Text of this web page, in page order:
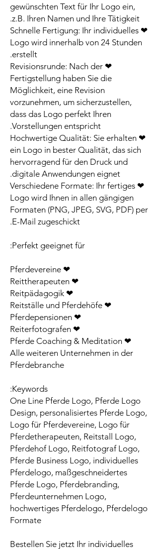
gewünschten Text für Ihr Logo ein,
z.B. Ihren Namen und Ihre Tätigkeit.
❤ Schnelle Fertigung: Ihr individuelles
Logo wird innerhalb von 24 Stunden
erstellt.
❤ Revisionsrunde: Nach der
Fertigstellung haben Sie die
Möglichkeit, eine Revision
vorzunehmen, um sicherzustellen,
dass das Logo perfekt Ihren
Vorstellungen entspricht.
❤ Hochwertige Qualität: Sie erhalten
ein Logo in bester Qualität, das sich
hervorragend für den Druck und
digitale Anwendungen eignet.
❤ Verschiedene Formate: Ihr fertiges
Logo wird Ihnen in allen gängigen
Formaten (PNG, JPEG, SVG, PDF) per
E-Mail zugeschickt.
Perfekt geeignet für:
❤ Pferdevereine
❤ Reittherapeuten
❤ Reitpädagogik
❤ Reitställe und Pferdehöfe
❤ Pferdepensionen
❤ Reiterfotografen
❤ Pferde Coaching & Meditation
Alle weiteren Unternehmen in der
Pferdebranche
Keywords:
One Line Pferde Logo, Pferde Logo
Design, personalisiertes Pferde Logo,
Logo für Pferdevereine, Logo für
Pferdetherapeuten, Reitstall Logo,
Pferdehof Logo, Reitfotograf Logo,
Pferde Business Logo, individuelles
Pferdelogo, maßgeschneidertes
Pferde Logo, Pferdebranding,
Pferdeunternehmen Logo,
hochwertiges Pferdelogo, Pferdelogo
Formate
Bestellen Sie jetzt Ihr individuelles